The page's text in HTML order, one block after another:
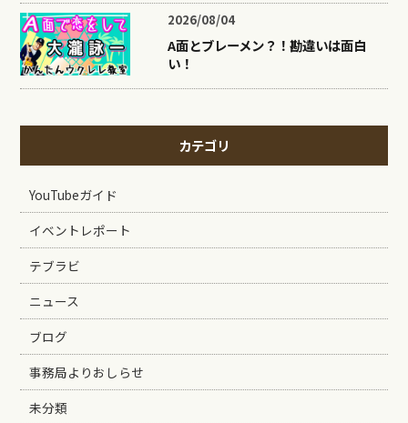
2026/08/04
A面とブレーメン？！勘違いは面白
い！
カテゴリ
YouTubeガイド
イベントレポート
テブラビ
ニュース
ブログ
事務局よりおしらせ
未分類